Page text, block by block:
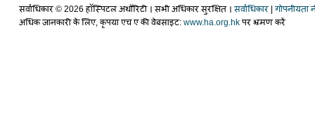
सर्वाधिकार © 2026 हॉस्पिटल अथाँरिटी । सभी अधिकार सुरक्षित । सर्वाधिकार | गोपनीयता
अधिक जानकारी के लिए, कृपया एच ए की वेबसाइट: www.ha.org.hk पर भ्रमण करें